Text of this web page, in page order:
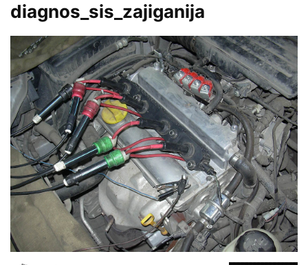
diagnos_sis_zajiganija